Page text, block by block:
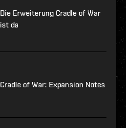
Die Erweiterung Cradle of War
ist da
Cradle of War: Expansion Notes